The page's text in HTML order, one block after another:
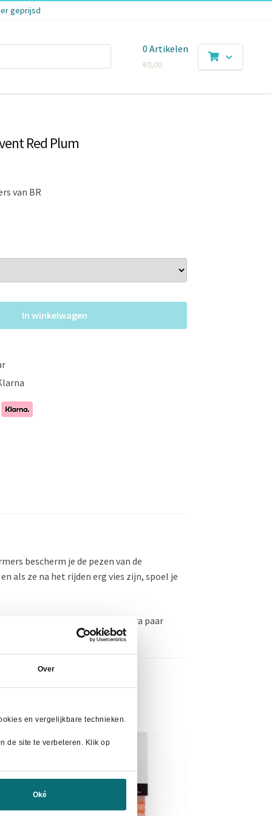
Over
en vergelijkbare technieken.
de site te verbeteren. Klik op
Oké
geprijsd
0 Artikelen
€0,00
Red Plum
van BR
In winkelwagen
bescherm je de pezen van de
als ze na het rijden erg vies zijn, spoel je
prijs. Zo kun je wel een extra paar
AANBIEDING!